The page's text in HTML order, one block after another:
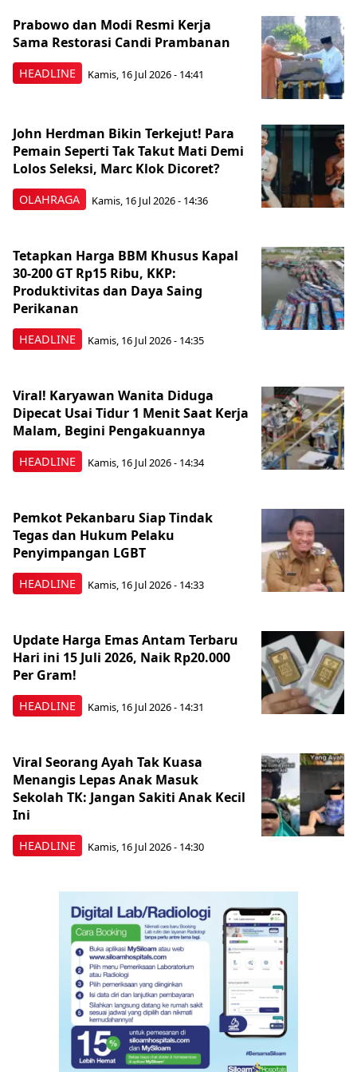
HEADLINE
Prabowo dan Modi Resmi Kerja
Sama Restorasi Candi Prambanan
Kamis, 16 Jul 2026 - 14:41
OLAHRAGA
John Herdman Bikin Terkejut! Para
Pemain Seperti Tak Takut Mati Demi
Lolos Seleksi, Marc Klok Dicoret?
Kamis, 16 Jul 2026 - 14:36
HEADLINE
Tetapkan Harga BBM Khusus Kapal
30-200 GT Rp15 Ribu, KKP:
Produktivitas dan Daya Saing
Perikanan
Kamis, 16 Jul 2026 - 14:35
HEADLINE
Viral! Karyawan Wanita Diduga
Dipecat Usai Tidur 1 Menit Saat Kerja
Malam, Begini Pengakuannya
Kamis, 16 Jul 2026 - 14:34
HEADLINE
Pemkot Pekanbaru Siap Tindak
Tegas dan Hukum Pelaku
Penyimpangan LGBT
Kamis, 16 Jul 2026 - 14:33
HEADLINE
Update Harga Emas Antam Terbaru
Hari ini 15 Juli 2026, Naik Rp20.000
Per Gram!
Kamis, 16 Jul 2026 - 14:31
HEADLINE
Viral Seorang Ayah Tak Kuasa
Menangis Lepas Anak Masuk
Sekolah TK: Jangan Sakiti Anak Kecil
Ini
Kamis, 16 Jul 2026 - 14:30